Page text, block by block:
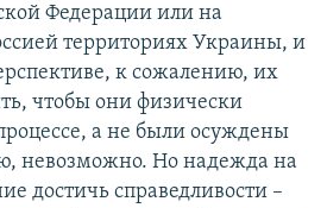
Федерации или на
территориях Украины, и
к сожалению, их
чтобы они физически
а не были осуждены
невозможно. Но надежда на
достичь справедливости –